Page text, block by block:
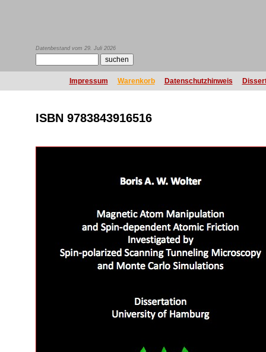
Datenbestand vom 29. Juli 2026
Impressum Warenkorb Datenschutzhinweis
ISBN 9783843916516